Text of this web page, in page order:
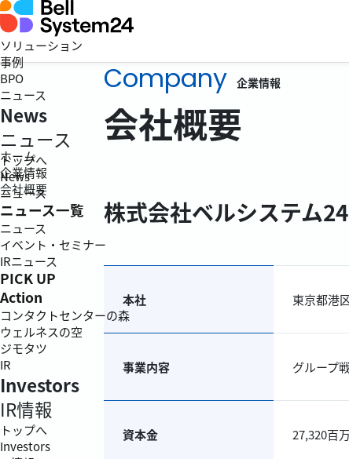
ソリューション
事例
BPO
ニュース
News
ニュース
トップへ
News
ニュース
ニュース一覧
ニュース
イベント・セミナー
IRニュース
PICK UP
Action
コンタクトセンターの森
ウェルネスの空
ジモタツ
IR
Investors
IR情報
トップへ
Investors
Company 企業情報
会社概要
ホーム
企業情報
会社概要
株式会社ベルシステム
本社 東京都港
事業内容 グループ
資本金 27,320百